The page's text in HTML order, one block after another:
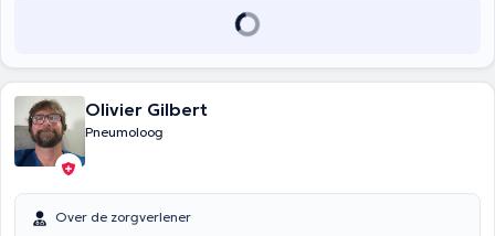
Olivier Gilbert
Pneumoloog
Over de zorgverlener